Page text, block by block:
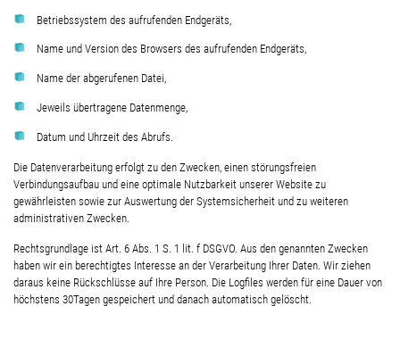
Betriebssystem des aufrufenden Endgeräts,
Name und Version des Browsers des aufrufenden Endgeräts,
Name der abgerufenen Datei,
Jeweils übertragene Datenmenge,
Datum und Uhrzeit des Abrufs.
Die Datenverarbeitung erfolgt zu den Zwecken, einen störungsfreien
Verbindungsaufbau und eine optimale Nutzbarkeit unserer Website zu
gewährleisten sowie zur Auswertung der Systemsicherheit und zu weiteren
administrativen Zwecken.
Rechtsgrundlage ist Art. 6 Abs. 1 S. 1 lit. f DSGVO. Aus den genannten Zwecken
haben wir ein berechtigtes Interesse an der Verarbeitung Ihrer Daten. Wir ziehen
daraus keine Rückschlüsse auf Ihre Person. Die Logfiles werden für eine Dauer von
höchstens 30Tagen gespeichert und danach automatisch gelöscht.